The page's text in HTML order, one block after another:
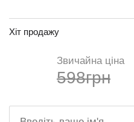
Хіт продажу
Звичайна ціна
598грн